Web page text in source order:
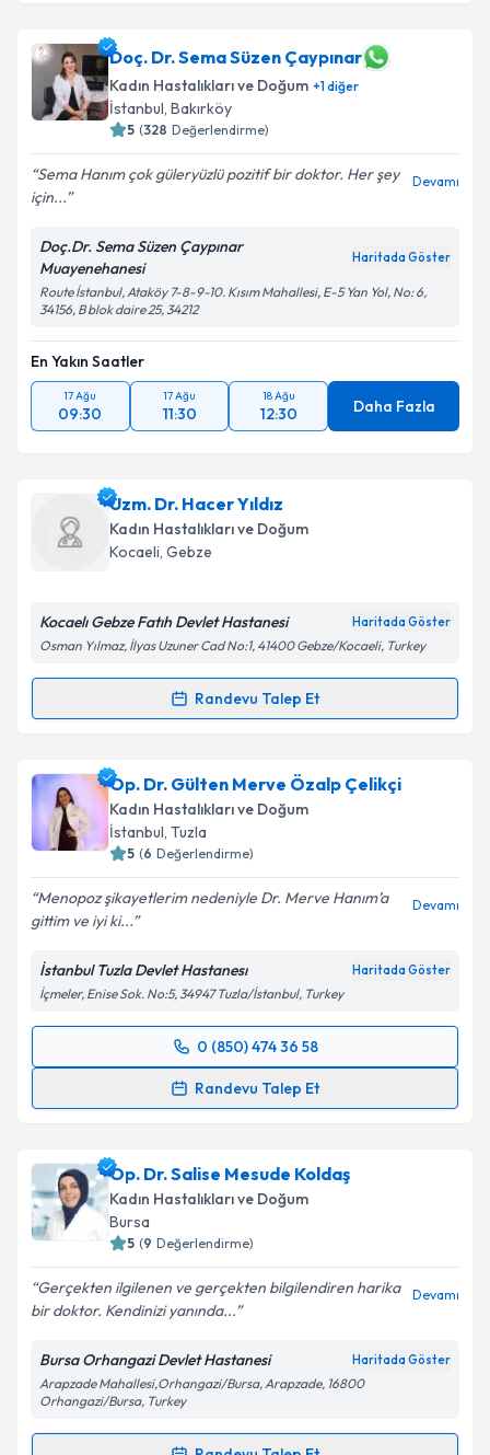
Doç. Dr. Sema Süzen Çaypınar
Kadın Hastalıkları ve Doğum +1diğer
İstanbul, Bakırköy
5 (328 Değerlendirme)
Sema Hanım çok güleryüzlü pozitif bir doktor. Her şey
için...
Devamı
Doç.Dr. Sema Süzen Çaypınar
Muayenehanesi
Haritada Göster
Route İstanbul, Ataköy 7-8-9-10. Kısım Mahallesi, E-5 Yan Yol, No: 6,
34156, B blok daire 25, 34212
En Yakın Saatler
17 Ağu
09:30
17 Ağu
11:30
18 Ağu
12:30 Daha Fazla
Uzm. Dr. Hacer Yıldız
Kadın Hastalıkları ve Doğum
Kocaeli, Gebze
Kocaelı Gebze Fatıh Devlet Hastanesi Haritada Göster
Osman Yılmaz, İlyas Uzuner Cad No:1, 41400 Gebze/Kocaeli, Turkey
Randevu Talep Et
Randevu Takvimi Talebi
Uzm. Dr. Hacer Yıldıziçin randevu takvimi talebi
oluşturun. Size bu uzmandan randevu almanız için bir
takvim hazırlandığında e-posta ile bilgilendireceğiz.
Kişisel verilerimin işlenmesine ilişkin
Aydınlatma
Metni'ni okudum ve kişisel verilerimin belirtilen
kapsamda işlenmesini kabul ediyorum.
Takvim Talebini Gönder
Op. Dr. Gülten Merve Özalp Çelikçi
Kadın Hastalıkları ve Doğum
İstanbul, Tuzla
5 (6 Değerlendirme)
Menopoz şikayetlerim nedeniyle Dr. Merve Hanım’a
gittim ve iyi ki...
Devamı
İstanbul Tuzla Devlet Hastanesı Haritada Göster
İçmeler, Enise Sok. No:5, 34947 Tuzla/İstanbul, Turkey
0 (850) 474 36 58
Randevu Talep Et
Randevu Takvimi Talebi
almanız için bir takvim hazırlandığında e-posta ile
bilgilendireceğiz.
E-posta Adresiniz
Metni'ni okudum ve kişisel verilerimin belirtilen
kapsamda işlenmesini kabul ediyorum.
Op. Dr. Salise Mesude Koldaş
Kadın Hastalıkları ve Doğum
Bursa
5 (9 Değerlendirme)
Gerçekten ilgilenen ve gerçekten bilgilendiren harika
bir doktor. Kendinizi yanında...
Devamı
Bursa Orhangazi Devlet Hastanesi Haritada Göster
Arapzade Mahallesi,Orhangazi/Bursa, Arapzade, 16800
Orhangazi/Bursa, Turkey